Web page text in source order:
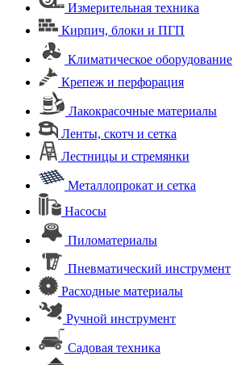
Измерительная техника
Кирпич, блоки и ПГП
Климатическое оборудование
Крепеж и перфорация
Лакокрасочные материалы
Ленты, скотч и сетка
Лестницы и стремянки
Металлопрокат и сетка
Насосы
Пиломатериалы
Пневматический инструмент
Расходные материалы
Ручной инструмент
Садовая техника